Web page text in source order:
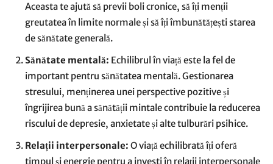
Aceasta te ajută să previi boli cronice, să îți menții
greutatea în limite normale și să îți îmbunătățești starea
de sănătate generală.
Sănătate mentală: Echilibrul în viață este la fel de
important pentru sănătatea mentală. Gestionarea
stresului, menținerea unei perspective pozitive și
îngrijirea bună a sănătății mintale contribuie la reducerea
riscului de depresie, anxietate și alte tulburări psihice.
Relații interpersonale: O viață echilibrată îți oferă
timpul și energie pentru a investi în relații interpersonale